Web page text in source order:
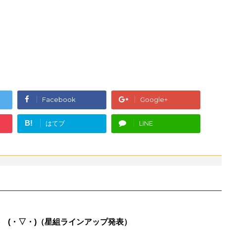
Facebook Google+
B! はてブ LINE
(・▽・)（星組ラインアップ発表）